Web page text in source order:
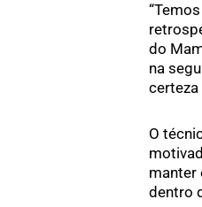
do
na
certeza
O
manter
dentro